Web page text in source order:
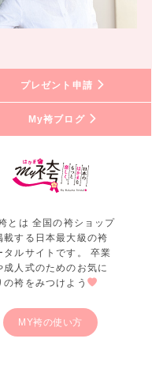
プレゼント申請
My袴ブログ
とは 全国の袴ショップ
載する日本最大級の袴
タルサイトです。 卒業
成人式のためのお気に
の袴をみつけよう
MY袴の使い方